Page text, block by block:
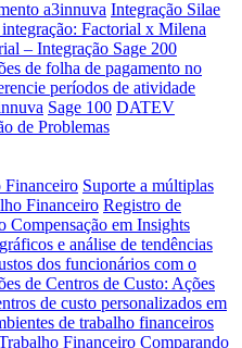
a3innuva Integração Silae
Factorial x Milena
– Integração Sage 200
de folha de pagamento no
períodos de atividade
Sage 100 DATEV
de Problemas
Financeiro Suporte a múltiplas
Financeiro Registro de
Compensação em Insights
e análise de tendências
dos funcionários com o
de Centros de Custo: Ações
de custo personalizados em
de trabalho financeiros
Financeiro Comparando